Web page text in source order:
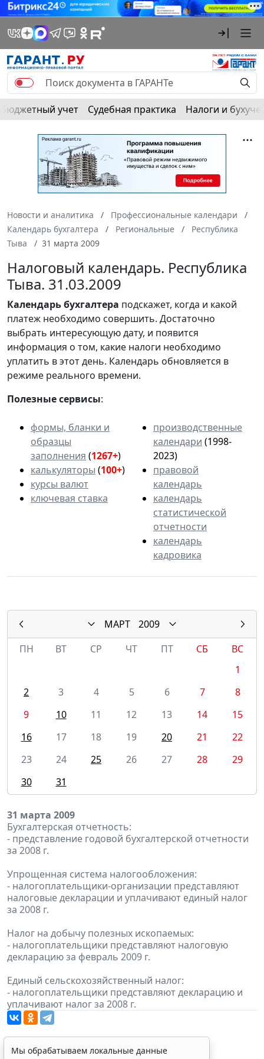
Бюджетный учет Судебная практика Налоги и
Новости и аналитика
Профессиональные календари
Календарь бухгалтера
Региональные
Республика
Тыва
31 марта 2009
Налоговый календарь. Республика
Тыва. 31.03.2009
Календарьбухгалтера подскажет, когда и какой
платеж необходимо совершить. Достаточно
выбрать интересующую дату, и появится
информация о том, какие налоги необходимо
уплатить в этот день. Календарь обновляется в
режиме реального времени.
Полезные сервисы:
формы, бланки и
образцы
заполнения (1267+)
калькуляторы (100+)
курсы валют
ключевая ставка
производственные
календари (1998-
2023)
правовой
календарь
календарь
статистической
отчетности
календарь
кадровика
МАРТ
2009
ПН
ВТ СР ЧТ ПТ СБ
ВС
1
2
3 4 5 6 7
8
9
10 11 12 13 14
15
16
17 18 19 20 21
22
23
24 25 26 27 28
29
30
31
31 марта 2009
Бухгалтерская отчетность:
- представление годовой бухгалтерской отчетности
за 2008 г.
Упрощенная система налогообложения:
- налогоплательщики-организации представляют
налоговые декларации и уплачивают единый налог
за 2008 г.
Налог на добычу полезных ископаемых:
- налогоплательщики представляют налоговую
декларацию за февраль 2009 г.
Единый сельскохозяйственный налог:
- налогоплательщики представляют декларацию и
уплачивают налог за 2008 г.
Мы обрабатываем локальные данные